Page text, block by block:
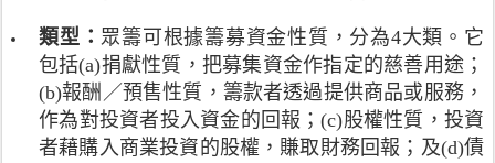
M
a
s
s
o
l
及
庫
務
局
於
2
表
根
據
國
際
證
類型：眾籌可根據籌募資金性質，分為4大類。它
包括(a)捐獻性質，把募集資金作指定的慈善用途；
(b)報酬／預售性質，籌款者透過提供商品或服務，
作為對投資者投入資金的回報；(c)股權性質，投資
者藉購入商業投資的股權，賺取財務回報；及(d)債